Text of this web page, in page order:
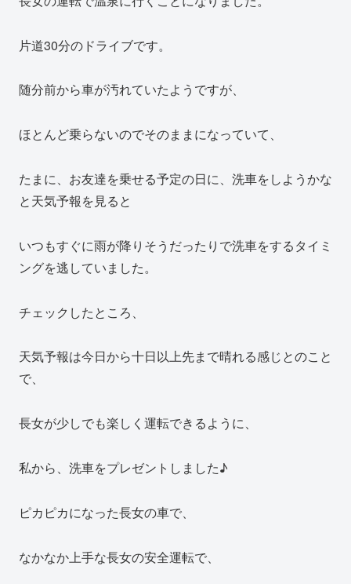
片道30分のドライブです。
随分前から車が汚れていたようですが、
ほとんど乗らないのでそのままになっていて、
たまに、お友達を乗せる予定の日に、洗車をしようかな
と天気予報を見ると
いつもすぐに雨が降りそうだったりで洗車をするタイミ
ングを逃していました。
チェックしたところ、
天気予報は今日から十日以上先まで晴れる感じとのこと
で、
長女が少しでも楽しく運転できるように、
私から、洗車をプレゼントしました♪
ピカピカになった長女の車で、
なかなか上手な長女の安全運転で、